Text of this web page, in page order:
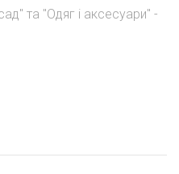
та "Одяг і аксесуари" -